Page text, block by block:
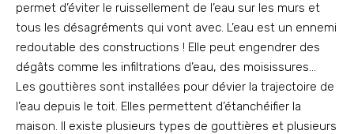
permet d’éviter le ruissellement de l’eau sur les murs et
tous les désagréments qui vont avec. L’eau est un ennemi
redoutable des constructions ! Elle peut engendrer des
dégâts comme les infiltrations d’eau, des moisissures…
Les gouttières sont installées pour dévier la trajectoire de
l’eau depuis le toit. Elles permettent d’étanchéifier la
maison. Il existe plusieurs types de gouttières et plusieurs